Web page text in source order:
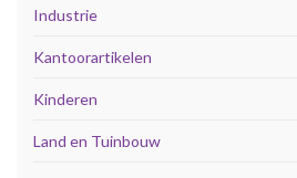
Industrie
Kantoorartikelen
Kinderen
Land en Tuinbouw